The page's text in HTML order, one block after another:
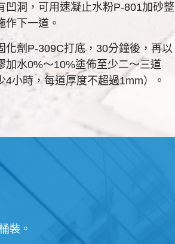
凹洞，可用速凝止水粉P-801加砂整
作下一道。
化劑P-309C打底，30分鐘後，再以
加水0%～10%塗佈至少二～三道
4小時，每道厚度不超過1mm）。
裝。